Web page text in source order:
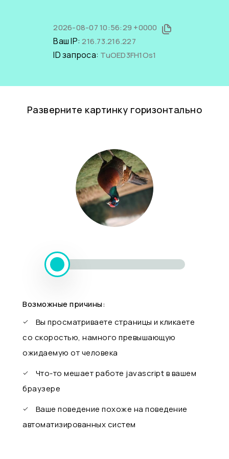
2026-08-07 10:56:29 +0000
Ваш IP:216.73.216.227
ID запроса: TuOED3FH1Os1
Разверните картинку горизонтально
Возможные причины:
Вы просматриваете страницы и кликаете
со скоростью, намного превышающую
ожидаемую от человека
Что-то мешает работе javascript в вашем
браузере
Ваше поведение похоже на поведение
автоматизированных систем